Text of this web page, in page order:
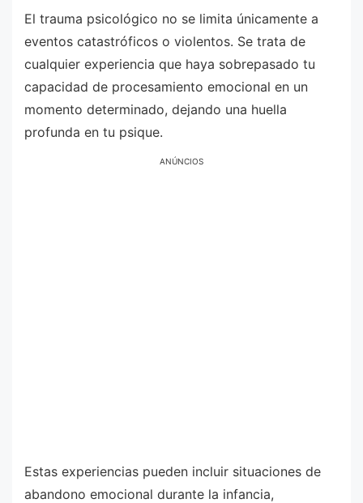
El trauma psicológico no se limita únicamente a
eventos catastróficos o violentos. Se trata de
cualquier experiencia que haya sobrepasado tu
capacidad de procesamiento emocional en un
momento determinado, dejando una huella
profunda en tu psique.
ANÚNCIOS
Estas experiencias pueden incluir situaciones de
abandono emocional durante la infancia,